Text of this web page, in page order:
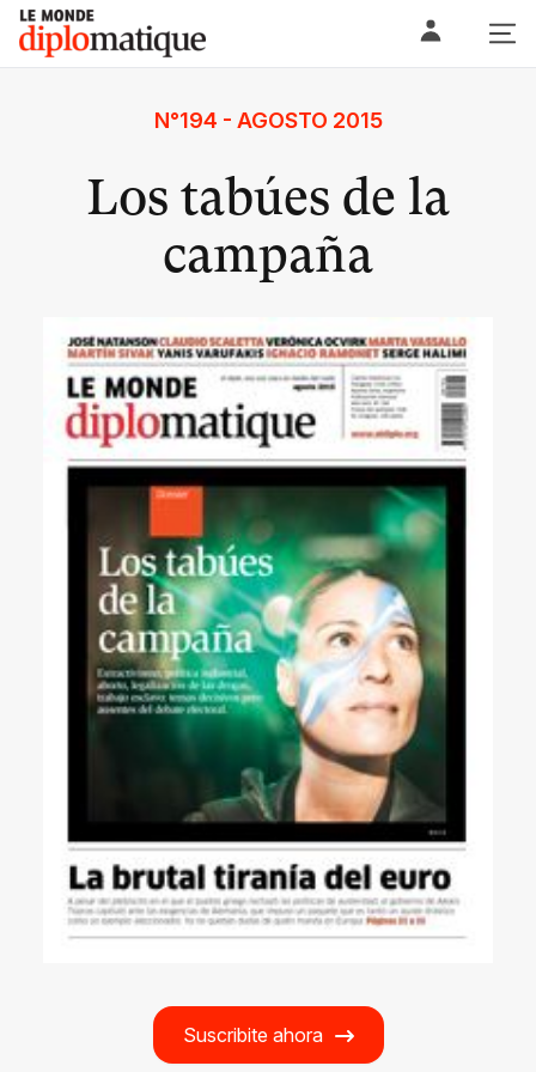
Skip
content
Le monde diplomatique
N°194 - AGOSTO 2015
Los tabúes de la
campaña
Suscribite ahora